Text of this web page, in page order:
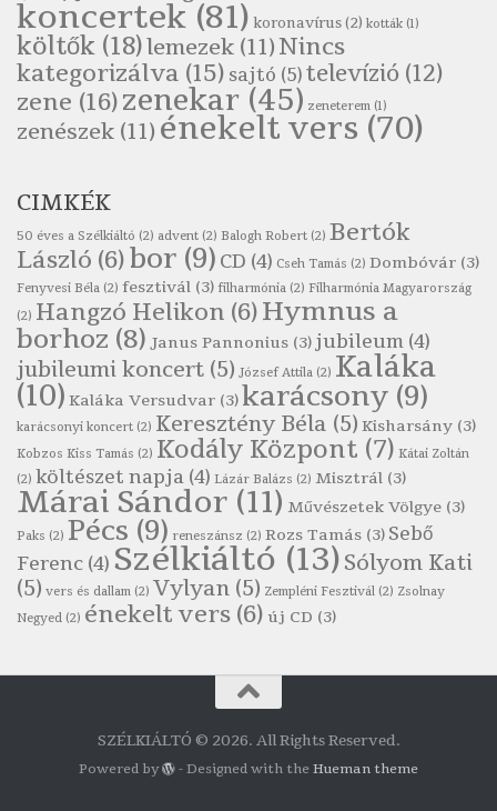
Szélkiáltó
Pákolitz István: Kiolvasó
Szélkiáltó
Páskándi Géza: Madárijesztő
Szélkiáltó
Szélkiáltó
Robert Burns: Árpa Jankó
Szélkiáltó
Robert Burns: Most hoci a számlát
Szélkiáltó
Robert Burns: Most hoci a számlát
Szélkiáltó
Robert Burns: Nagyhasú flaskó…
Szélkiáltó
Robert Burns: Skót ital
Szélkáltó
Robert Burns: Skót ital
Szélkiáltó
Simkó Péter: Károgós
Szélkiáltó
Szélkiáltó
Szepesi Attila: Csali dal
Szepesi Attila: Sanzon 1952
koncertek(81) koronavírus(2) kották (1)
költők (18)lemezek (11)Nincs
kategorizálva (15) sajtó (5)televízió (12)
zene (16)zenekar (45) zeneterem (1)
zenészek (11) énekelt vers (70)
CIMKÉK
50 éves a Szélkiáltó (2) advent (2) Balogh Robert (2) Bertók
László (6)bor (9) CD (4) Cseh Tamás (2) Dombóvár (3)
Fenyvesi Béla (2) fesztivál (3) filharmónia (2) Filharmónia Magyarország
(2) Hangzó Helikon (6)Hymnus a
borhoz (8) Janus Pannonius (3)jubileum (4)
jubileumi koncert (5) József Attila (2) Kaláka
(10) Kaláka Versudvar (3)karácsony (9)
karácsonyi koncert (2) Keresztény Béla (5) Kisharsány (3)
Kobzos Kiss Tamás (2) Kodály Központ (7) Kátai Zoltán
(2) költészet napja (4) Lázár Balázs (2) Misztrál (3)
Márai Sándor (11) Művészetek Völgye (3)
Paks (2) Pécs (9) reneszánsz (2) Rozs Tamás (3) Sebő
Ferenc (4) Szélkiáltó (13)Sólyom Kati
(5) vers és dallam (2) Vylyan (5) Zempléni Fesztivál (2) Zsolnay
Negyed (2) énekelt vers (6) új CD (3)
SZÉLKIÁLTÓ © 2026. All Rights Reserved.
Powered by - Designed with the Hueman theme